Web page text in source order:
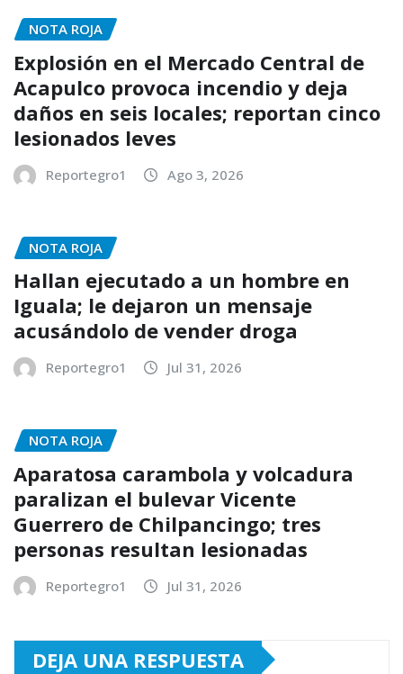
NOTA ROJA
Explosión en el Mercado Central de
Acapulco provoca incendio y deja
daños en seis locales; reportan cinco
lesionados leves
Reportegro1 Ago 3, 2026
NOTA ROJA
Hallan ejecutado a un hombre en
Iguala; le dejaron un mensaje
acusándolo de vender droga
Reportegro1 Jul 31, 2026
NOTA ROJA
Aparatosa carambola y volcadura
paralizan el bulevar Vicente
Guerrero de Chilpancingo; tres
personas resultan lesionadas
Reportegro1 Jul 31, 2026
DEJA UNA RESPUESTA